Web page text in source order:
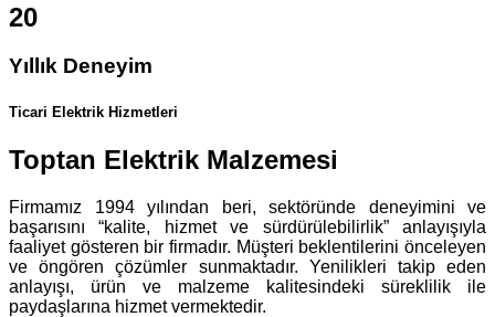
20
Yıllık Deneyim
Ticari Elektrik Hizmetleri
Toptan Elektrik Malzemesi
Firmamız 1994 yılından beri, sektöründe deneyimini ve
başarısını “kalite, hizmet ve sürdürülebilirlik” anlayışıyla
faaliyet gösteren bir firmadır. Müşteri beklentilerini önceleyen
ve öngören çözümler sunmaktadır. Yenilikleri takip eden
anlayışı, ürün ve malzeme kalitesindeki süreklilik ile
paydaşlarına hizmet vermektedir.